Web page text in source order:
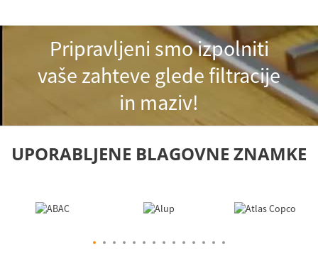
Pripravljeni smo izpolniti
vaše zahteve glede filtracije
in maziv!
UPORABLJENE BLAGOVNE ZNAMKE